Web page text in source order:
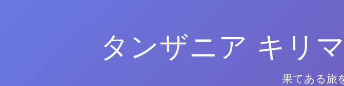
タンザニア キリ
果てある旅